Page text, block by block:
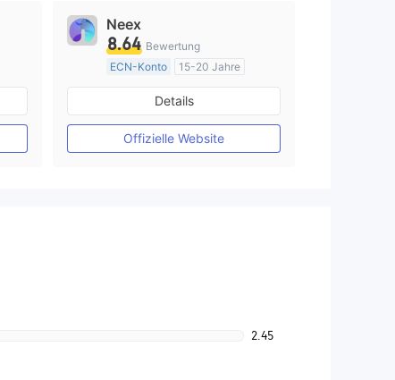
Neex
8.64 Bewertung
ECN-Konto
15-20 Jahre
AustralienRegulierung
Market Making (MM)
MT4-Volllizenz
Details
Offizielle Website
2.45